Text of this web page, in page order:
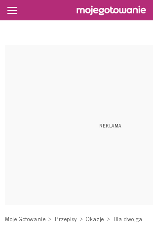
Moje Gotowanie Przepisy Okazje Dla dwojga